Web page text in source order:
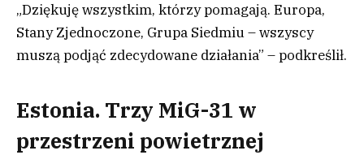
„Dziękuję wszystkim, którzy pomagają. Europa,
Stany Zjednoczone, Grupa Siedmiu – wszyscy
muszą podjąć zdecydowane działania” – podkreślił.
Estonia. Trzy MiG-31 w
przestrzeni powietrznej